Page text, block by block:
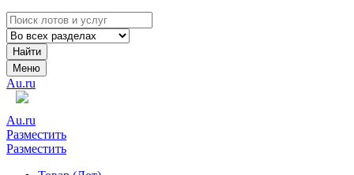
Найти
Меню
Au.ru
Au.ru
Разместить
Разместить